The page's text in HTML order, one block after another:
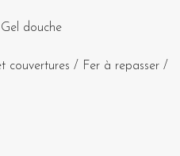
Gel douche
couvertures / Fer à repasser /